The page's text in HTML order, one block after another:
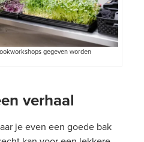
gegeven worden
verhaal
je even een goede bak